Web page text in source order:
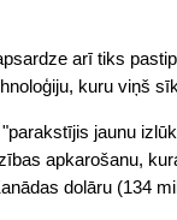
arī tiks
kuru viņš
jaunu
apkarošanu,
dolāru (134